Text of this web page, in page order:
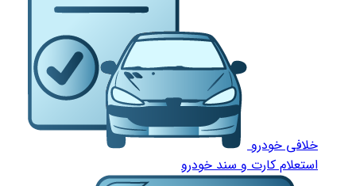
خلافی خودرو
استعلام کارت و سند خودرو